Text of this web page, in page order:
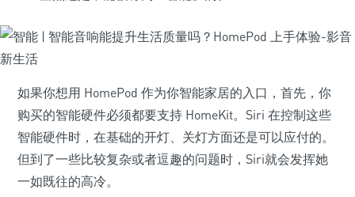
如果你想用 HomePod 作为你智能家居的入口，首先，你
购买的智能硬件必须都要支持 HomeKit。Siri 在控制这些
智能硬件时，在基础的开灯、关灯方面还是可以应付的。
但到了一些比较复杂或者逗趣的问题时，Siri就会发挥她
一如既往的高冷。